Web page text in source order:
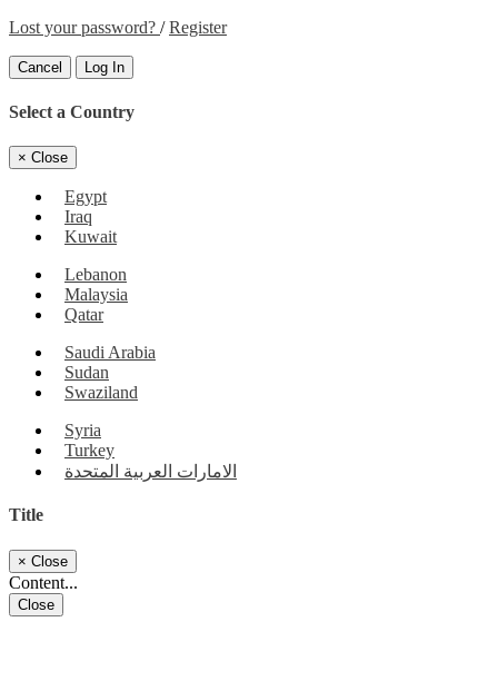
Lost your password? /Register
Cancel Log In
Select a Country
× Close
Egypt
Iraq
Kuwait
Lebanon
Malaysia
Qatar
Saudi Arabia
Sudan
Swaziland
Syria
Turkey
الامارات العربية المتحدة
Title
× Close
Content...
Close